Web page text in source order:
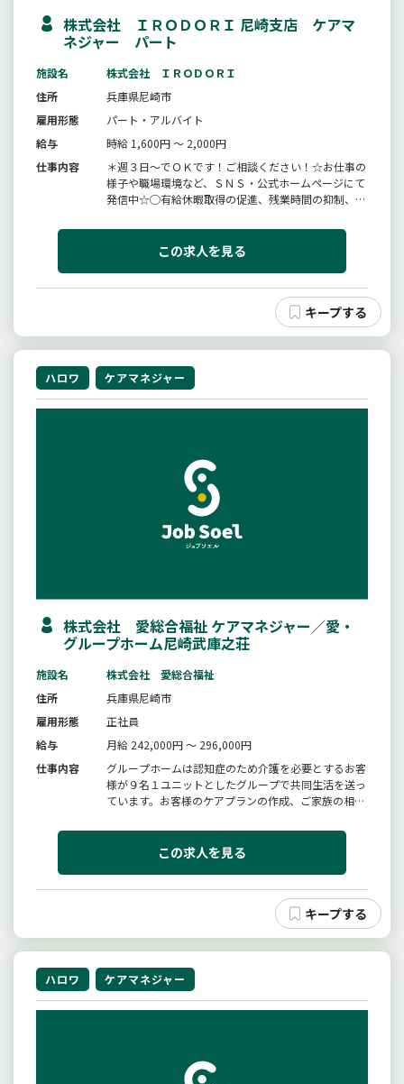
株式会社 ＩＲＯＤＯＲＩ 尼崎支店 ケアマ
ネジャー パート
施設名
株式会社 ＩＲＯＤＯＲＩ
住所
兵庫県尼崎市
雇用形態
パート・アルバイト
給与
時給 1,600円 ～ 2,000円
仕事内容
＊週３日〜でＯＫです！ご相談ください！☆お仕事の
様子や職場環境など、ＳＮＳ・公式ホームページにて
発信中☆◯有給休暇取得の促進、残業時間の抑制、育
ます。◯ご利用者様の計画などを作成し、支援する仕
事。業務の変更範囲：変更なし
この求人を見る
ハロワ ケアマネジャー
株式会社 愛総合福祉 ケアマネジャー／愛・
グループホーム尼崎武庫之荘
施設名
株式会社 愛総合福祉
住所
兵庫県尼崎市
雇用形態
正社員
給与
月給 242,000円 ～ 296,000円
仕事内容
グループホームは認知症のため介護を必要とするお客
様が９名１ユニットとしたグループで共同生活を送っ
ています。お客様のケアプランの作成、ご家族の相談
整、介護給付費の管理を行って頂きます。ブランクあ
り・未経験の方歓迎！先輩がしっかり指導を行いま
この求人を見る
ハロワ ケアマネジャー